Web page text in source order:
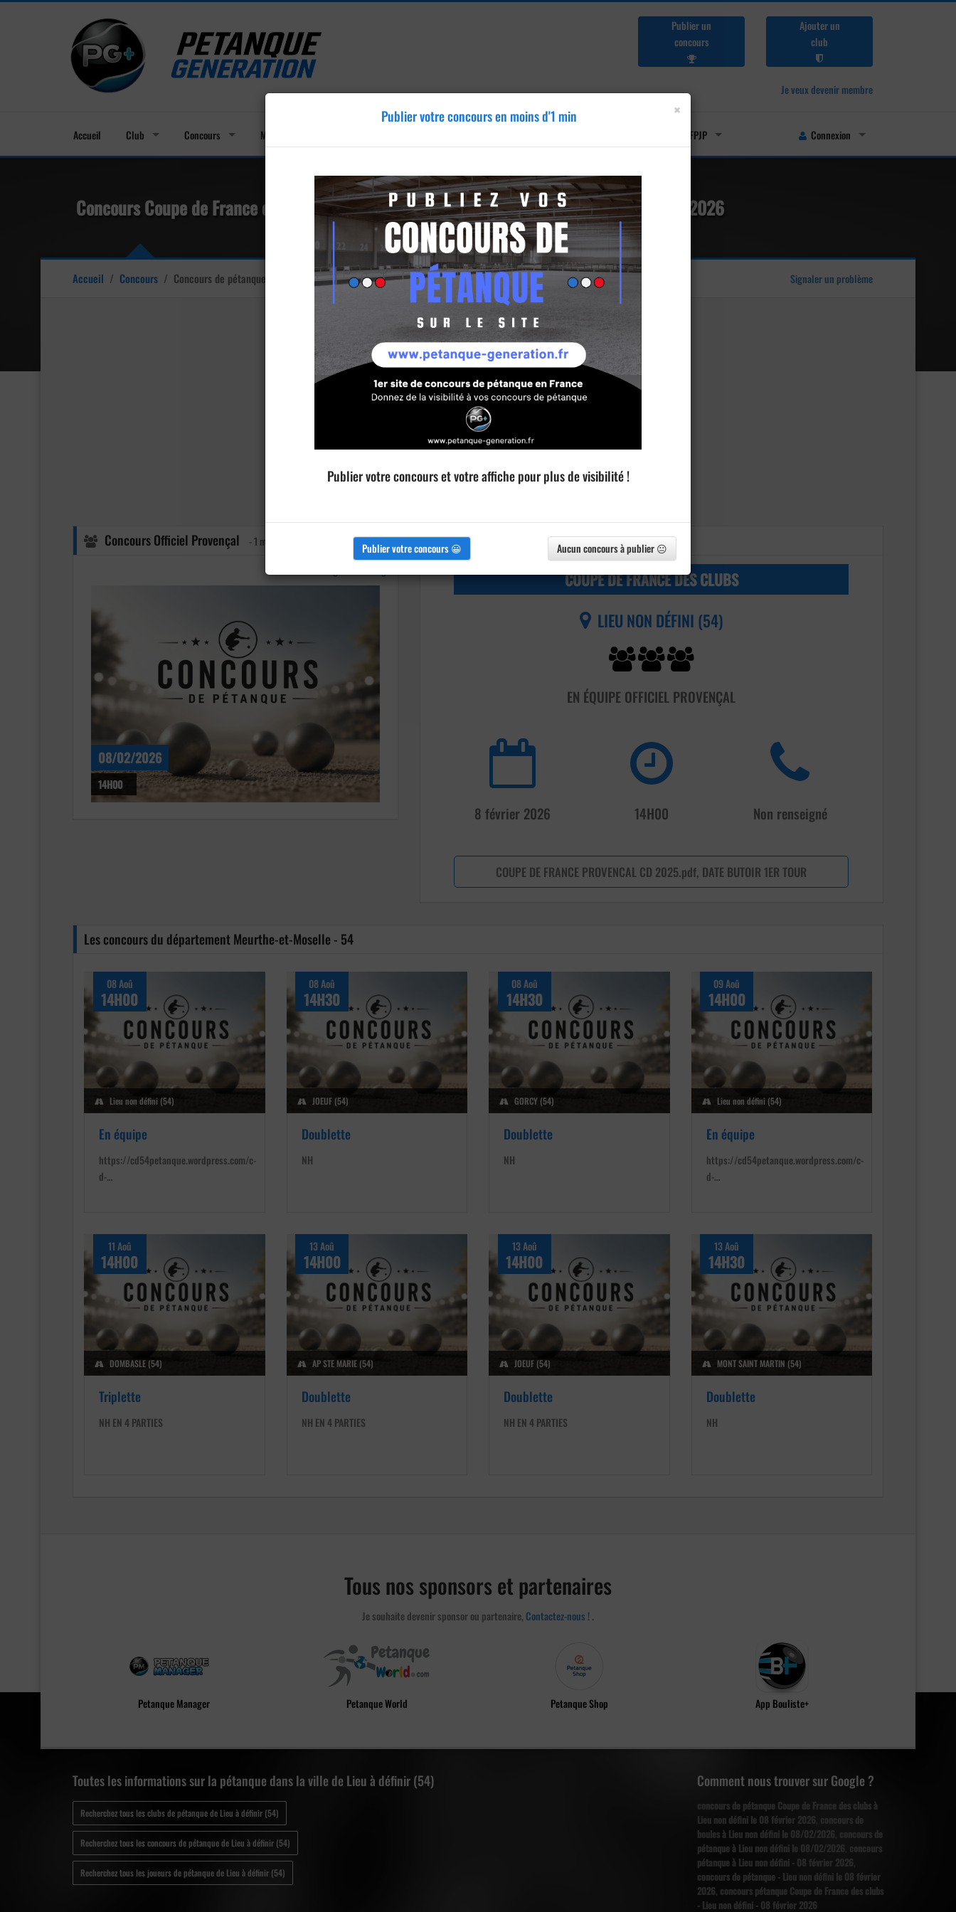
Publier un
concours
Ajouter un
club
Je veux devenir membre
Accueil Club Concours Membres Licenciés FFPJP Connexion
Concours Coupe de France des clubs en En équipe - Lieu non défini - dimanche 08 février 2026
Accueil / Concours / Concours de pétanque Officiel Provençal - Lieu non défini - 08/02/2026 Signaler un problème
Concours Officiel Provençal
- 1 membre y participe
08/02/2026
14H00
Informations Imprimer l'affiche
COUPE DE FRANCE DES CLUBS
LIEU NON DÉFINI (54)
EN ÉQUIPE OFFICIEL PROVENÇAL
8 février 2026 14H00 Non renseigné
COUPE DE FRANCE PROVENCAL CD 2025.pdf, DATE BUTOIR 1ER TOUR
Les concours du département Meurthe-et-Moselle - 54
08 Aoû
14H00
Lieu non défini (54)
En équipe
https://cd54petanque.wordpress.com/c-
d-…
08 Aoû
14H30
JOEUF (54)
Doublette
NH
08 Aoû
14H30
GORCY (54)
Doublette
NH
09 Aoû
14H00
Lieu non défini (54)
En équipe
https://cd54petanque.wordpress.com/c-
d-…
11 Aoû
14H00
DOMBASLE (54)
Triplette
NH EN 4 PARTIES
13 Aoû
14H00
AP STE MARIE (54)
Doublette
NH EN 4 PARTIES
13 Aoû
14H00
JOEUF (54)
Doublette
NH EN 4 PARTIES
13 Aoû
14H30
MONT SAINT MARTIN (54)
Doublette
NH
Tous nos sponsors et partenaires
Je souhaite devenir sponsor ou partenaire, Contactez-nous !.
Petanque Manager Petanque World Petanque Shop App Bouliste+
×
Publier votre concours en moins d'1 min
Publier votre concours et votre affiche pour plus de visibilité !
Publier votre concours 😀 Aucun concours à publier 😐
Toutes les informations sur la pétanque dans la ville de Lieu à définir (54)
Recherchez tous les clubs de pétanque de Lieu à définir (54)
Recherchez tous les concours de pétanque de Lieu à définir (54)
Recherchez tous les joueurs de pétanque de Lieu à définir (54)
Comment nous trouver sur Google ?
concours de pétanque Coupe de France des clubs à
Lieu non défini le 08 février 2026,
concours de
boules à Lieu non défini le 08/02/2026
concours de
pétanque à Lieu non défini le 08/02/2026 , concours
pétanque à Lieu non défini - 08 février 2026,
concours de pétanque - Lieu non défini le 08 février
2026, concours pétanque Coupe de France des clubs
- Lieu non défini - 08 février 2026